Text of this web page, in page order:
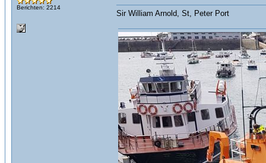
Berichten: 2214
Sir William Arnold, St, Peter Port